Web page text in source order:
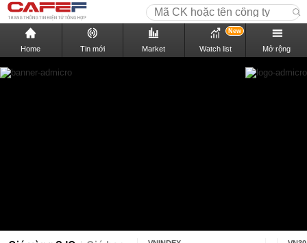
Home Tin mới Market Watch list
New
Mở rộng